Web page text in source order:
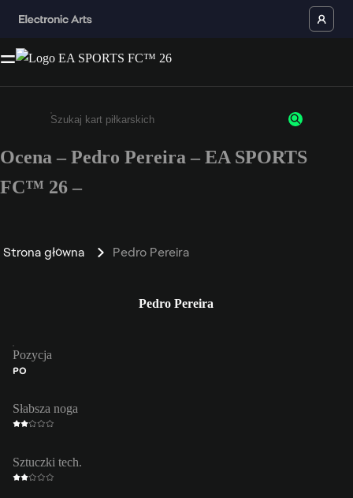
Wpisz co najmniej 3 znaki lub cyfry.
Ocena – Pedro Pereira – EA SPORTS
FC™ 26 –
Strona główna Pedro Pereira
Pedro Pereira
Pozycja
PO
Słabsza noga
Sztuczki tech.